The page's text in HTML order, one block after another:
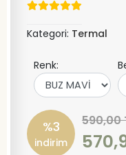
Kategori: Termal
Renk:
%3
indirim
590,00